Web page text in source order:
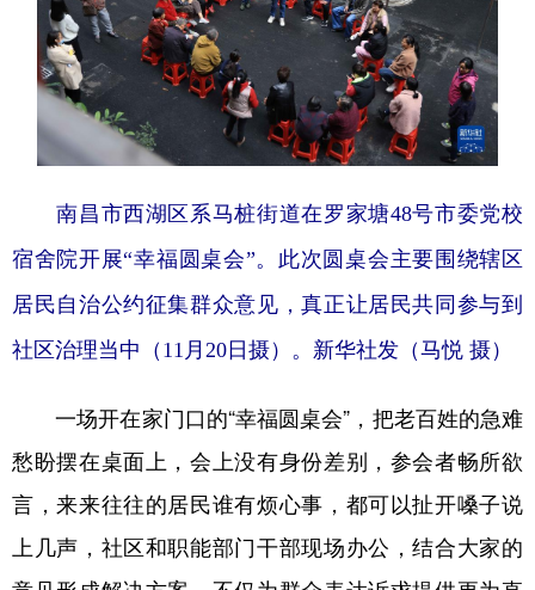
南昌市西湖区系马桩街道在罗家塘48号市委党校
宿舍院开展“幸福圆桌会”。此次圆桌会主要围绕辖区
居民自治公约征集群众意见，真正让居民共同参与到
社区治理当中（11月20日摄）。新华社发（马悦 摄）
一场开在家门口的“幸福圆桌会”，把老百姓的急难
愁盼摆在桌面上，会上没有身份差别，参会者畅所欲
言，来来往往的居民谁有烦心事，都可以扯开嗓子说
上几声，社区和职能部门干部现场办公，结合大家的